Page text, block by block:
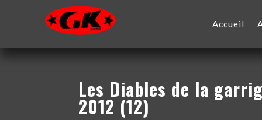
Accueil
Les Diables de la
2012 (12)